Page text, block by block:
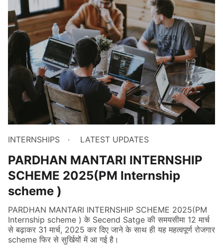
INTERNSHIPS LATEST UPDATES
PARDHAN MANTARI INTERNSHIP
SCHEME 2025(PM Internship
scheme )
PARDHAN MANTARI INTERNSHIP SCHEME 2025(PM
Internship scheme ) के Secend Satge की समयसीमा 12 मार्च
से बढ़ाकर 31 मार्च, 2025 कर दिए जाने के साथ ही यह महत्वपूर्ण रोजगार
scheme फिर से सुर्खियों में आ गई है।